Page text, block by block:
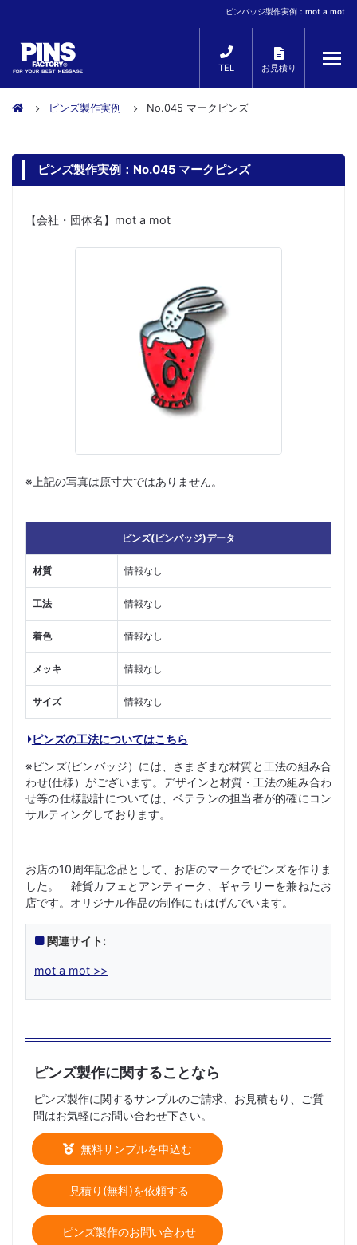
ピンバッジ製作実例：mot a mot
TEL お見積り
ピンズ製作実例 No.045 マークピンズ
ピンズ製作実例：No.045 マークピンズ
【会社・団体名】mot a mot
※上記の写真は原寸大ではありません。
ピンズ(ピンバッジ)データ
材質 情報なし
工法 情報なし
着色 情報なし
メッキ 情報なし
サイズ 情報なし
ピンズの工法についてはこちら
※ピンズ(ピンバッジ）には、さまざまな材質と工法の組み合
わせ(仕様）がございます。デザインと材質・工法の組み合わ
せ等の仕様設計については、ベテランの担当者が的確にコン
サルティングしております。
お店の10周年記念品として、お店のマークでピンズを作りま
した。 雑貨カフェとアンティーク、ギャラリーを兼ねたお
店です。オリジナル作品の制作にもはげんでいます。
関連サイト:
mot a mot >>
ピンズ製作に関することなら
ピンズ製作に関するサンプルのご請求、お見積もり、ご質
問はお気軽にお問い合わせ下さい。
無料サンプルを申込む
見積り(無料)を依頼する
ピンズ製作のお問い合わせ